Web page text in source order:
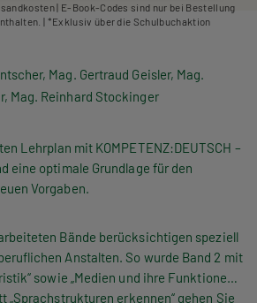
| E-Book-Codes sind nur bei Bestellung
| *Exklusiv über die Schulbuchaktion
Mag. Gertraud Geisler, Mag.
Mag. Reinhard Stockinger
Lehrplan mit KOMPETENZ:DEUTSCH –
eine optimale Grundlage für den
Vorgaben.
Bände berücksichtigen speziell
Anstalten. So wurde Band 2 mit
sowie „Medien und ihre Funktionen“
„Sprachstrukturen erkennen“ gehen Sie